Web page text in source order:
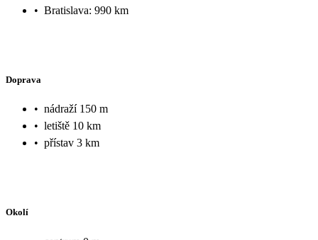
• Bratislava: 990 km
Doprava
• nádraží 150 m
• letiště 10 km
• přístav 3 km
Okolí